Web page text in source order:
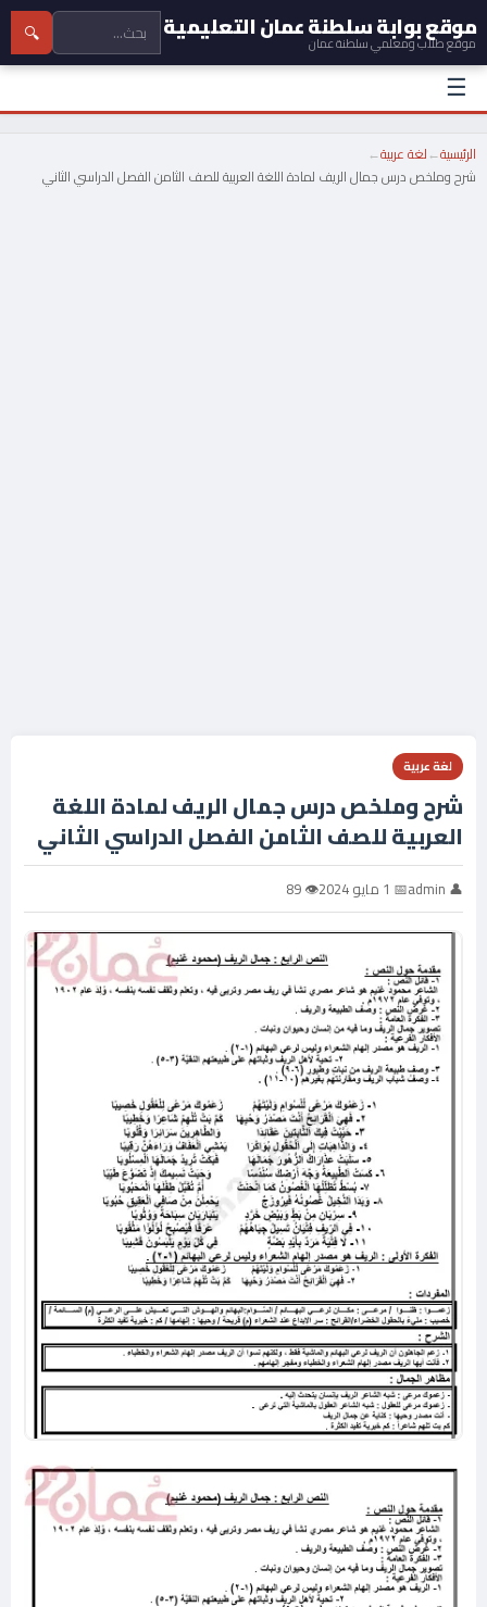
موقع بوابة سلطنة عمان التعليمية
موقع طلاب ومعلمي سلطنة عمان 🔍
☰
الرئيسية←لغة عربية←
شرح وملخص درس جمال الريف لمادة اللغة العربية للصف الثامن الفصل الدراسي الثاني
لغة عربية
شرح وملخص درس جمال الريف لمادة اللغة
العربية للصف الثامن الفصل الدراسي الثاني
👤 admin 📅 1 مايو 2024 👁 89